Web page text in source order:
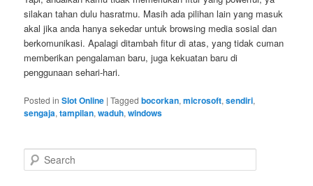
silakan tahan dulu hasratmu. Masih ada pilihan lain yang masuk
akal jika anda hanya sekedar untuk browsing media sosial dan
berkomunikasi. Apalagi ditambah fitur di atas, yang tidak cuman
memberikan pengalaman baru, juga kekuatan baru di
penggunaan sehari-hari.
Posted in Slot Online |Tagged bocorkan,microsoft,sendiri,
sengaja,tampilan,waduh,windows
e